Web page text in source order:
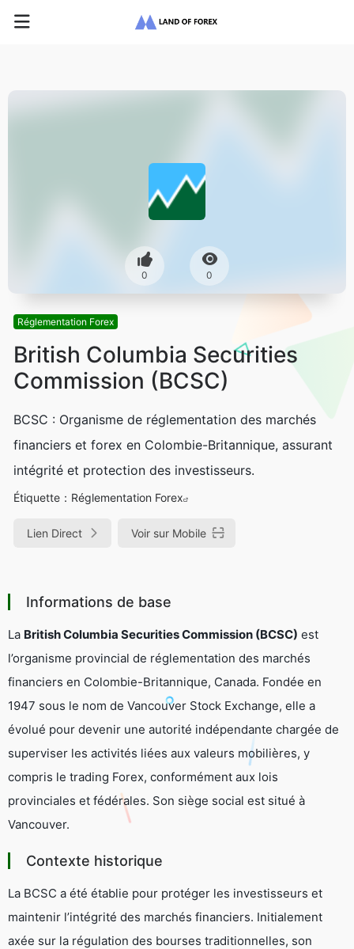
0 0
Réglementation Forex
British Columbia Securities
Commission (BCSC)
BCSC : Organisme de réglementation des marchés
financiers et forex en Colombie-Britannique, assurant
intégrité et protection des investisseurs.
Étiquette： Réglementation Forex
Lien Direct Voir sur Mobile
Informations de base
La British Columbia Securities Commission (BCSC) est
l’organisme provincial de réglementation des marchés
financiers en Colombie-Britannique, Canada. Fondée en
1947 sous le nom de Vancouver Stock Exchange, elle a
évolué pour devenir une autorité indépendante chargée de
superviser les activités liées aux valeurs mobilières, y
compris le trading Forex, conformément aux lois
provinciales et fédérales. Son siège social est situé à
Vancouver.
Contexte historique
La BCSC a été établie pour protéger les investisseurs et
maintenir l’intégrité des marchés financiers. Initialement
axée sur la régulation des bourses traditionnelles, son